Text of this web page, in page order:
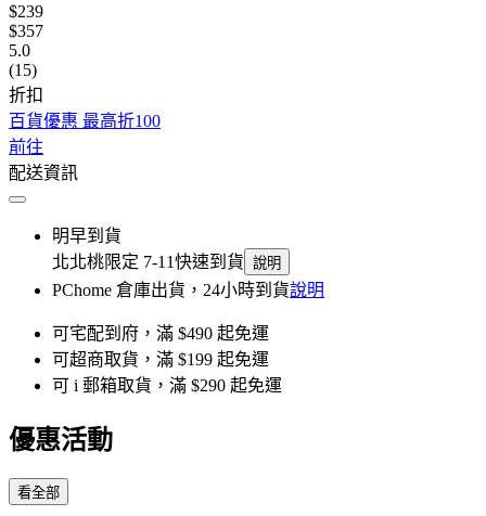
$239
$357
5.0
(15)
折扣
百貨優惠 最高折100
前往
配送資訊
明早到貨
北北桃限定 7-11快速到貨 說明
PChome 倉庫出貨，24小時到貨說明
可宅配到府，滿 $490 起免運
可超商取貨，滿 $199 起免運
可 i 郵箱取貨，滿 $290 起免運
優惠活動
看全部